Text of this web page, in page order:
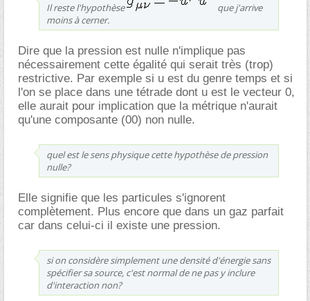
Il reste l'hypothèse
que j'arrive
moins à cerner.
Dire que la pression est nulle n'implique pas
nécessairement cette égalité qui serait très (trop)
restrictive. Par exemple si u est du genre temps et si
l'on se place dans une tétrade dont u est le vecteur 0,
elle aurait pour implication que la métrique n'aurait
qu'une composante (00) non nulle.
quel est le sens physique cette hypothèse de pression
nulle?
Elle signifie que les particules s'ignorent
complètement. Plus encore que dans un gaz parfait
car dans celui-ci il existe une pression.
si on considère simplement une densité d'énergie sans
spécifier sa source, c'est normal de ne pas y inclure
d'interaction non?